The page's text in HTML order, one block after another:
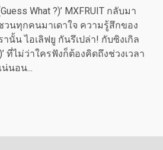
What ?)’ MXFRUIT กลับมา
นทุกคนมาเดาใจ ความรู้สึกของ
นั้น ไอเลิฟยู กันรึเปล่า! กับซิงเกิล
ที่ไม่ว่าใครฟังก็ต้องคิดถึงช่วงเวลา
นอน...